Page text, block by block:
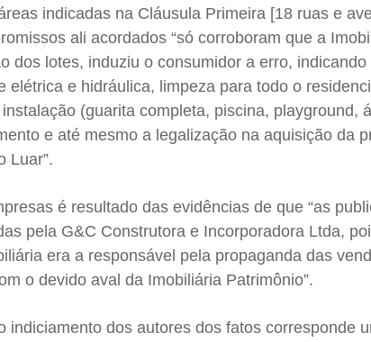
indicadas na Cláusula Primeira [18 ruas e
ali acordados “só corroboram que a
dos lotes, induziu o consumidor a erro,
elétrica e hidráulica, limpeza para todo o
(guarita completa, piscina, playground,
e até mesmo a legalização na aquisição da
Luar”.
é resultado das evidências de que “as
pela G&C Construtora e Incorporadora Ltda,
era a responsável pela propaganda das
o devido aval da Imobiliária Patrimônio”.
indiciamento dos autores dos fatos corresponde